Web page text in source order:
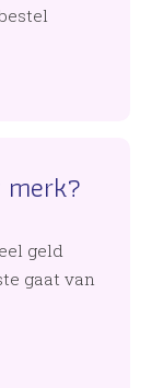
merk?
geld
gaat van